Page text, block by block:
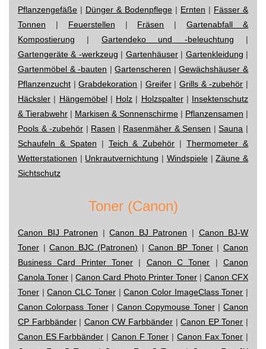
Pflanzengefäße | Dünger & Bodenpflege | Ernten | Fässer &
Tonnen | Feuerstellen | Fräsen |Gartenabfall &
Kompostierung | Gartendeko und -beleuchtung |
Gartengeräte & -werkzeug | Gartenhäuser| Gartenkleidung |
Gartenmöbel & -bauten |Gartenscheren |Gewächshäuser &
Pflanzenzucht |Grabdekoration | Greifer|Grills & -zubehör |
Häcksler | Hängemöbel| Holz | Holzspalter| Insektenschutz
& Tierabwehr | Markisen & Sonnenschirme | Pflanzensamen |
Pools & -zubehör | Rasen | Rasenmäher & Sensen |Sauna |
Schaufeln & Spaten | Teich & Zubehör |Thermometer &
Wetterstationen | Unkrautvernichtung | Windspiele|Zäune &
Sichtschutz
Toner (Canon)
Canon BIJ Patronen |Canon BJ Patronen | Canon BJ-W
Toner |Canon BJC (Patronen) | Canon BP Toner|Canon
Business Card Printer Toner | Canon C Toner |Canon
Canola Toner |Canon Card Photo Printer Toner| Canon CFX
Toner |Canon CLC Toner|Canon Color ImageClass Toner |
Canon Colorpass Toner| Canon Copymouse Toner| Canon
CP Farbbänder| Canon CW Farbbänder |Canon EP Toner |
Canon ES Farbbänder | Canon F Toner | Canon Fax Toner |